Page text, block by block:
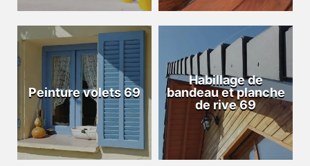
Peinture volets 69
Habillage de
bandeau et planche
de rive 69